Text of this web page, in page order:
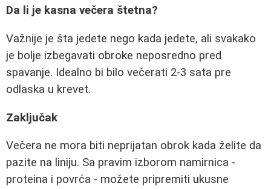
Da li je kasna večera štetna?
Važnije je šta jedete nego kada jedete, ali svakako
je bolje izbegavati obroke neposredno pred
spavanje. Idealno bi bilo večerati 2-3 sata pre
odlaska u krevet.
Zaključak
Večera ne mora biti neprijatan obrok kada želite da
pazite na liniju. Sa pravim izborom namirnica -
proteina i povrća - možete pripremiti ukusne